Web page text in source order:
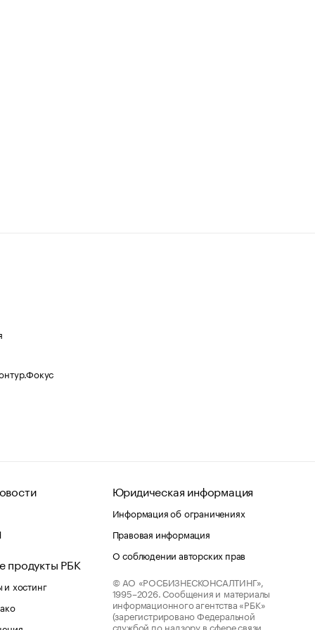
продукты РБК
хостинг
Юридическая информация
Информация об ограничениях
Правовая информация
О соблюдении авторских прав
© АО «РОСБИЗНЕСКОНСАЛТИНГ»,
1995–2026. Сообщения и материалы
информационного агентства «РБК»
(зарегистрировано Федеральной
службой по надзору в сфере связи,